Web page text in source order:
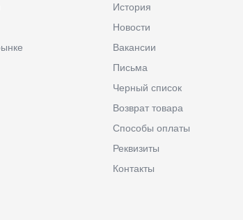
История
Новости
Вакансии
Письма
Черный список
Возврат товара
Способы оплаты
Реквизиты
Контакты